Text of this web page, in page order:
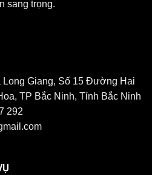
sang trọng.
Long Giang, Số 15 Đường Hai
TP Bắc Ninh, Tỉnh Bắc Ninh
292